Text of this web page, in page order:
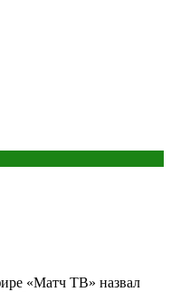
«Матч ТВ» назвал